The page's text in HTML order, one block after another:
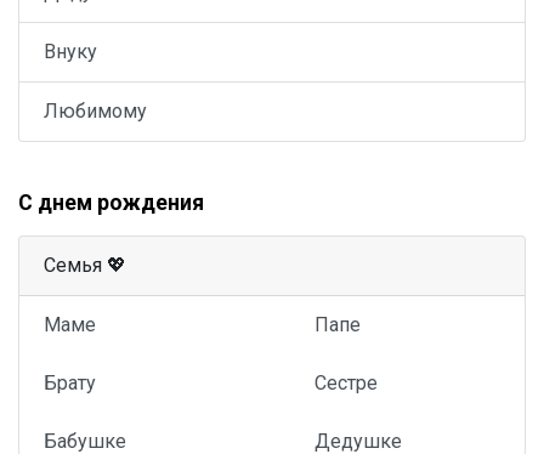
Внуку
Любимому
С днем рождения
Семья 💖
Маме Папе
Брату Сестре
Бабушке Дедушке